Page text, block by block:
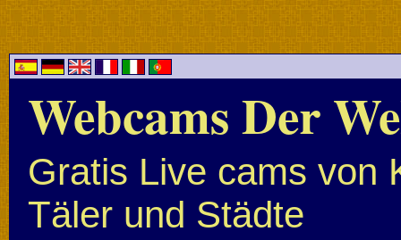
Webcams Der
Gratis Live cams von
Täler und Städte